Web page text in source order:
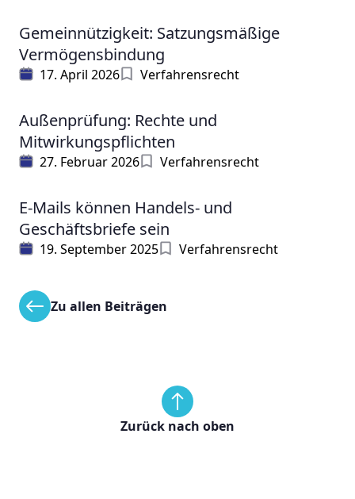
Gemeinnützigkeit: Satzungsmäßige
Vermögensbindung
17. April 2026 Verfahrensrecht
Außenprüfung: Rechte und
Mitwirkungspflichten
27. Februar 2026 Verfahrensrecht
E-Mails können Handels- und
Geschäftsbriefe sein
19. September 2025 Verfahrensrecht
Zu allen Beiträgen
Zurück nach oben